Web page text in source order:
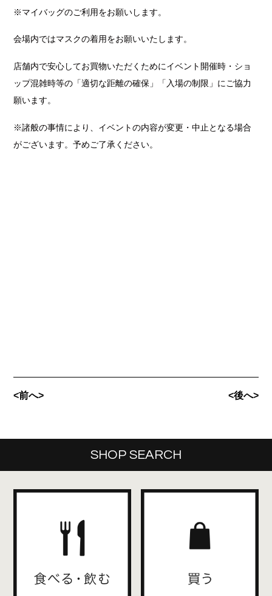
※マイバッグのご利用をお願いします。
会場内ではマスクの着用をお願いいたします。
店舗内で安心してお買物いただくためにイベント開催時・ショ
ップ混雑時等の「適切な距離の確保」「入場の制限」にご協力
願います。
※諸般の事情により、イベントの内容が変更・中止となる場合
がございます。予めご了承ください。
<前へ> <後へ>
SHOP SEARCH